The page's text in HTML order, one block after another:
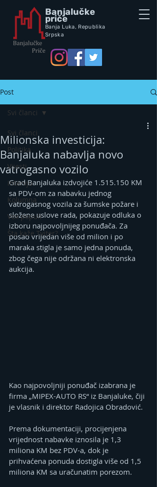
Banjalučke
priče
Banja Luka, Republika
Srpska
Post
Svi članci
Politika
Vijesti
Intervju
Kolumna
Vox populi
Šta kaže Tviter?
Svi članci
Milionska investicija:
Banjaluka nabavlja novo
vatrogasno vozilo
Grad Banjaluka izdvojiće 1.515.150 KM
sa PDV-om za nabavku jednog
vatrogasnog vozila za šumske požare i
složene uslove rada, pokazuje odluka o
izboru najpovoljnijeg ponuđača. Za
posao vrijedan više od milion i po
maraka stigla je samo jedna ponuda,
zbog čega nije održana ni elektronska
aukcija.
Kao najpovoljniji ponuđač izabrana je
firma „MIPEX-AUTO RS“ iz Banjaluke, čiji
je vlasnik i direktor Radojica Obradović.
Prema dokumentaciji, procijenjena
vrijednost nabavke iznosila je 1,3
miliona KM bez PDV-a, dok je
prihvaćena ponuda dostigla više od 1,5
miliona KM sa uračunatim porezom.